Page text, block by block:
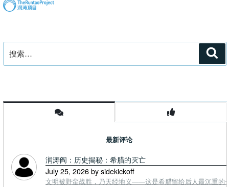
别
丈
索：
最新评论
润涛阎：历史揭秘：希腊的灭亡
July 25, 2026 by sidekickoff
文明被野蛮战胜，乃天经地义——这是希腊留给后人最沉重的